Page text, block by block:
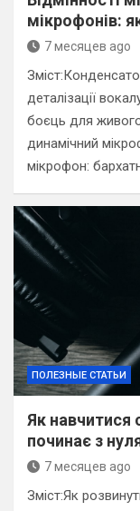
мікрофонів:
7 месяцев ago
деталізації
боєць для
динамічний
мікрофон:
ПОЛЕЗНЫЕ СТАТЬИ
Як навчитися
починає з
7 месяцев ago
Зміст:Як